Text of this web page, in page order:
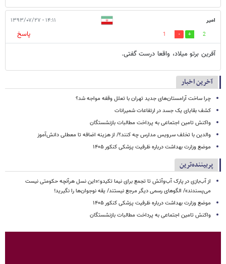
امیر ۱۴:۱۱ - ۱۳۹۳/۰۷/۲۷
2
1
پاسخ
آفرین برتو میلاد، واقعا درست گفتی.
آخرین اخبار
چرا ساخت آرامستان‌های جدید تهران با تعلل وقفه مواجه شد؟
کشف بقایای یک جسد در ارتفاعات شمیرانات
واکنش تامین اجتماعی به پرداخت مطالبات بازنشستگان
والدین با تخلف سرویس مدارس چه کنند؟/ از هزینه اضافه تا معطلی دانش‌آموز
موضع وزارت بهداشت درباره ظرفیت پزشکی کنکور ۱۴۰۵
پربیننده‌ترین
از آب‌بازی در پارک آب‌وآتش تا تجمع برای نیما تکیدو؛«این نسل هرآنچه حکومتی نیست
می‌پسندند»/ الگوهای رسمی دیگر مرجع نیستند/ یقه نوجوان‌ها را نگیرید!
موضع وزارت بهداشت درباره ظرفیت پزشکی کنکور ۱۴۰۵
واکنش تامین اجتماعی به پرداخت مطالبات بازنشستگان